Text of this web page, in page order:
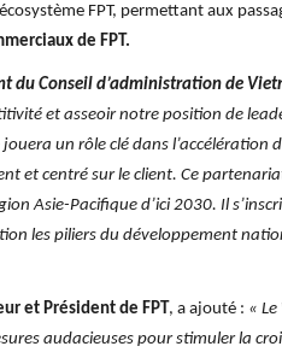
FPT, permettant aux
de FPT.
du Conseil d’administration de
et asseoir notre position de
un rôle clé dans
et centré sur le client. Ce
Asie-Pacifique d’ici 2030. Il
les piliers du développement
et Président de FPT , a ajouté : «
audacieuses pour stimuler la